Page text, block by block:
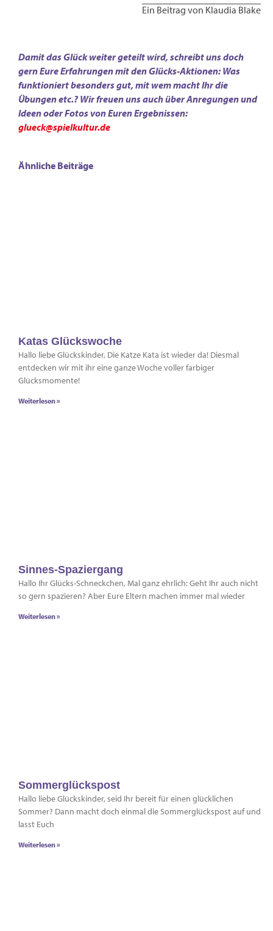
Ein Beitrag von Klaudia Blake
Damit das Glück weiter geteilt wird, schreibt uns doch
gern Eure Erfahrungen mit den Glücks-Aktionen: Was
funktioniert besonders gut, mit wem macht Ihr die
Übungen etc.? Wir freuen uns auch über Anregungen und
Ideen oder Fotos von Euren Ergebnissen:
glueck@spielkultur.de
Ähnliche Beiträge
Katas Glückswoche
Hallo liebe Glückskinder, Die Katze Kata ist wieder da! Diesmal
entdecken wir mit ihr eine ganze Woche voller farbiger
Glücksmomente!
Weiterlesen »
Sinnes-Spaziergang
Hallo Ihr Glücks-Schneckchen, Mal ganz ehrlich: Geht Ihr auch nicht
so gern spazieren? Aber Eure Eltern machen immer mal wieder
Weiterlesen »
Sommerglückspost
Hallo liebe Glückskinder, seid Ihr bereit für einen glücklichen
Sommer? Dann macht doch einmal die Sommerglückspost auf und
lasst Euch
Weiterlesen »